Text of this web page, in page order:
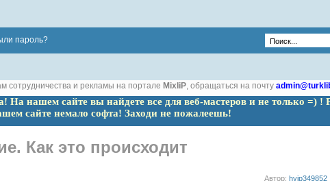
пароль?
сотрудничества и рекламы на портале MixliP, обращаться на почту
На нашем сайте вы найдете все для веб-мастеров и не только =)
сайте немало софта! Заходи не пожалеешь!
Как это происходит
Автор: hyip349852